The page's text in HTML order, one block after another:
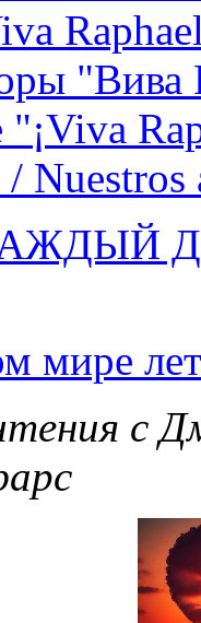
"Вива
"¡Viva
Nuestros
мире
с